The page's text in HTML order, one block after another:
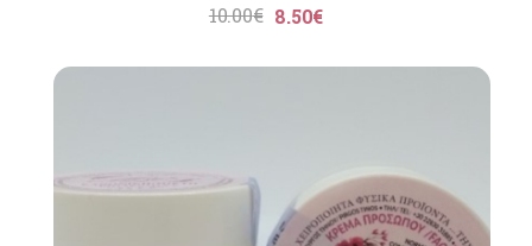
8.50€
10.00€